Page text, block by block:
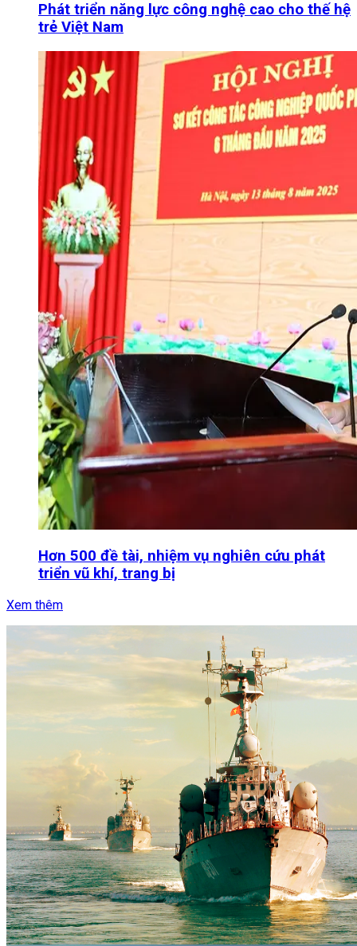
Phát triển năng lực công nghệ cao cho thế hệ
trẻ Việt Nam
Hơn 500 đề tài, nhiệm vụ nghiên cứu phát
triển vũ khí, trang bị
Xem thêm